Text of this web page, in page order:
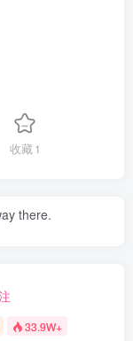
收藏1
there.
33.9W+